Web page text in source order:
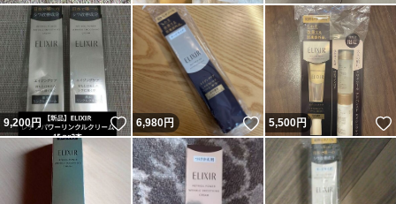
9,200円 いいね！
6,980円 いいね！
5,500円